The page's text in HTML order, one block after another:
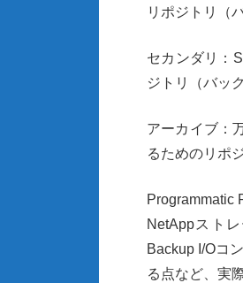
リポジトリ（
セカンダリ：
ジトリ（バッ
アーカイブ：
るためのリポ
Programmatic
NetAppスト
Backup I/Oコ
る点など、実